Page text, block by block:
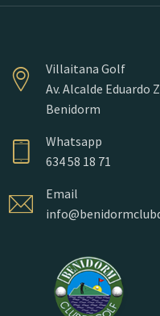
Villaitana Golf
Av. Alcalde Eduardo
Benidorm
Whatsapp
634 58 18 71
Email